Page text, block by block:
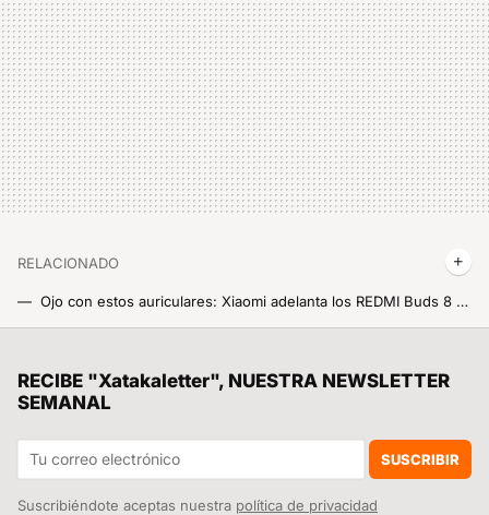
RELACIONADO
Ojo con estos auriculares: Xiaomi adelanta los REDMI Buds 8 Pro y pintan peligrosamente bien
Este avance de Xiaomi lo cambia todo: sus robots ya pueden diseñar su propio entrenamiento sin intervención humana
RECIBE "Xatakaletter", NUESTRA NEWSLETTER
SEMANAL
SUSCRIBIR
Suscribiéndote aceptas nuestra política de privacidad